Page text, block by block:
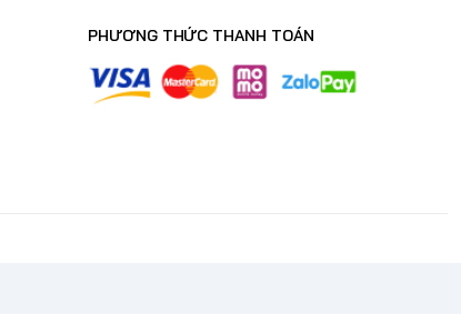
PHƯƠNG THỨC THANH TOÁN